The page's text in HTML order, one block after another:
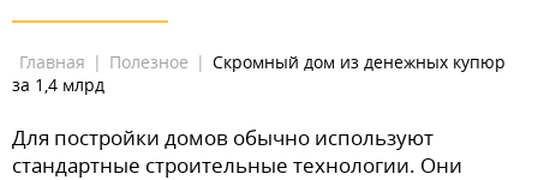
Главная | Полезное | Скромный дом из денежных купюр
за 1,4 млрд
Для постройки домов обычно используют
стандартные строительные технологии. Они